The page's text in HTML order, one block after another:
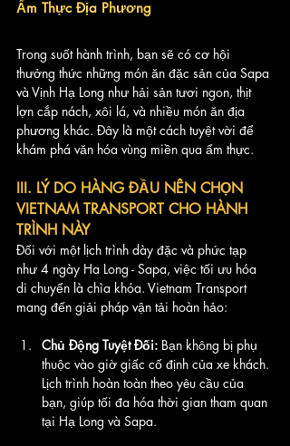
Ẩm Thực Địa Phương
Trong suốt hành trình, bạn sẽ có cơ hội
thưởng thức những món ăn đặc sản của Sapa
và Vịnh Hạ Long như hải sản tươi ngon, thịt
lợn cắp nách, xôi lá, và nhiều món ăn địa
phương khác. Đây là một cách tuyệt vời để
khám phá văn hóa vùng miền qua ẩm thực.
III. LÝ DO HÀNG ĐẦU NÊN CHỌN
VIETNAM TRANSPORT CHO HÀNH
TRÌNH NÀY
Đối với một lịch trình dày đặc và phức tạp
như 4 ngày Ha Long - Sapa, việc tối ưu hóa
di chuyển là chìa khóa. Vietnam Transport
mang đến giải pháp vận tải hoàn hảo:
Chủ Động Tuyệt Đối: Bạn không bị phụ
thuộc vào giờ giấc cố định của xe khách.
Lịch trình hoàn toàn theo yêu cầu của
bạn, giúp tối đa hóa thời gian tham quan
tại Hạ Long và Sapa.